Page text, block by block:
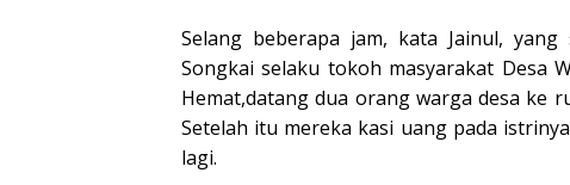
Selang beberapa jam, kata Jainul,
Songkai selaku tokoh masyarakat Desa
Hemat,datang dua orang warga desa ke
Setelah itu mereka kasi uang pada
lagi.